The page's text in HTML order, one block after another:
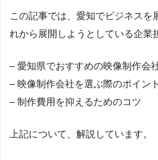
この記事では、愛知でビジネスを
れから展開しようとしている企業
– 愛知県でおすすめの映像制作会
– 映像制作会社を選ぶ際のポイント
– 制作費用を抑えるためのコツ
上記について、解説しています。